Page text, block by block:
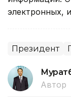
электронных,
Президент
Автор